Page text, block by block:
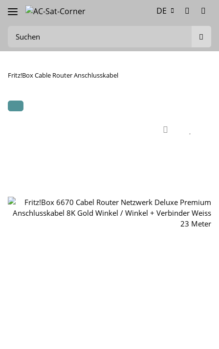
DE
Fritz!Box Cable Router Anschlusskabel